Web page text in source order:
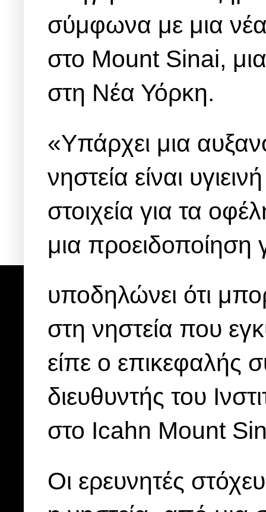
σύμφωνα με μια νέα
στο Mount Sinai, μια
στη Νέα Υόρκη.
«Υπάρχει μια
νηστεία είναι
στοιχεία για τα
μια
υποδηλώνει ότι
στη νηστεία που
είπε ο επικεφαλής
διευθυντής του
στο Icahn Mount
Οι ερευνητές